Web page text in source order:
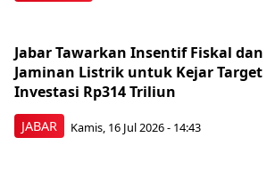
JABAR
Jabar Tawarkan Insentif Fiskal dan
Jaminan Listrik untuk Kejar Target
Investasi Rp314 Triliun
Kamis, 16 Jul 2026 - 14:43